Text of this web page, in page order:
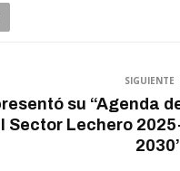
SIGUIENTE
su “Agenda
Sector Lechero